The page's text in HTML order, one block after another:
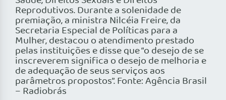
Reprodutivos. Durante a solenidade de
premiação, a ministra Nilcéia Freire, da
Secretaria Especial de Políticas para a
Mulher, destacou o atendimento prestado
pelas instituições e disse que “o desejo de se
inscreverem significa o desejo de melhoria e
de adequação de seus serviços aos
parâmetros propostos”. Fonte: Agência Brasil
– Radiobrás